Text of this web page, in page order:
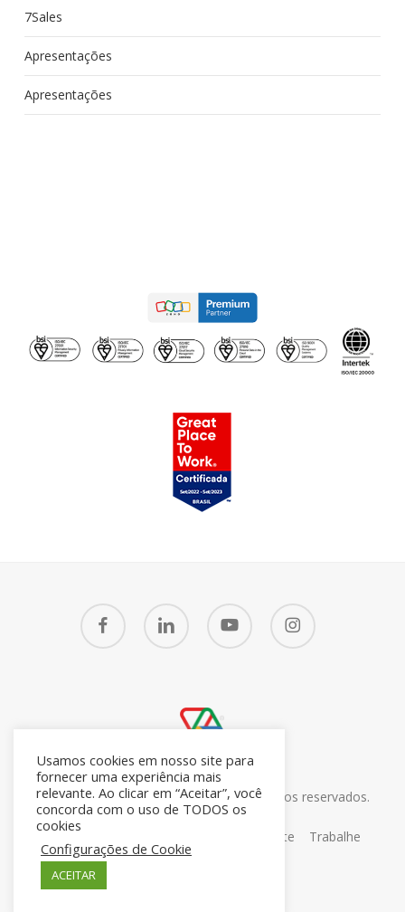
7Sales
Apresentações
Apresentações
facebook linkedin youtube instagram
© 2026 CRM7 Zoho Brasil. Todos os direitos reservados.
26.371.672/0001-05
Sobre
Portal do Cliente
Trabalhe
Conosco
Usamos cookies em nosso site para
fornecer uma experiência mais
relevante. Ao clicar em “Aceitar”, você
concorda com o uso de TODOS os
cookies
Configurações de Cookie
ACEITAR